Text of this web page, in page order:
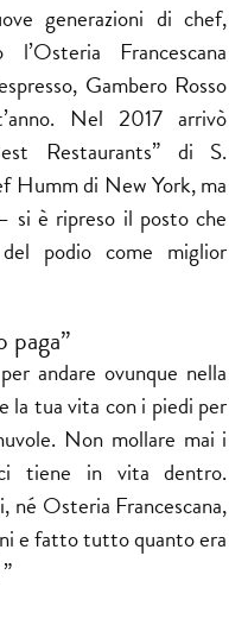
generazioni di chef,
Francescana
Gambero Rosso
Nel 2017 arrivò
Restaurants” di S.
Humm di New York, ma
si è ripreso il posto che
podio come miglior
andare ovunque nella
la tua vita con i piedi per
Non mollare mai i
tiene in vita dentro.
né Osteria Francescana,
e fatto tutto quanto era